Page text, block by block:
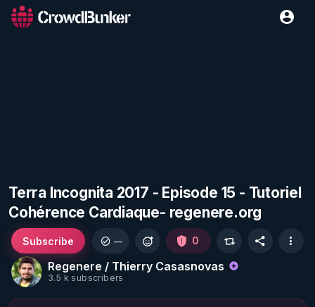
Terra Incognita 2017 - Episode 15 - Tutoriel
Cohérence Cardiaque- regenere.org
Regenere / Thierry Casasnovas
3.5 k subscribers
Subscribe — 0